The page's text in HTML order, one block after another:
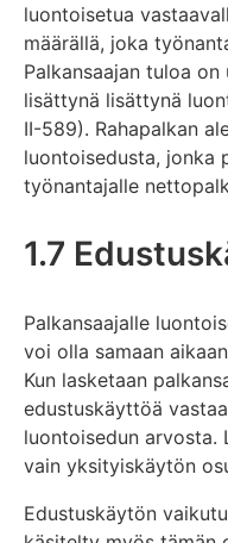
luontoisetua
määrällä, joka
Palkansaajan tuloa
lisättynä lisättynä
II-589). Rahapalkan
luontoisedusta, jonka
työnantajalle
1.7
Palkansaajalle
voi olla samaan
Kun lasketaan
edustuskäyttöä
luontoisedun arvosta.
vain yksityiskäytön
Edustuskäytön